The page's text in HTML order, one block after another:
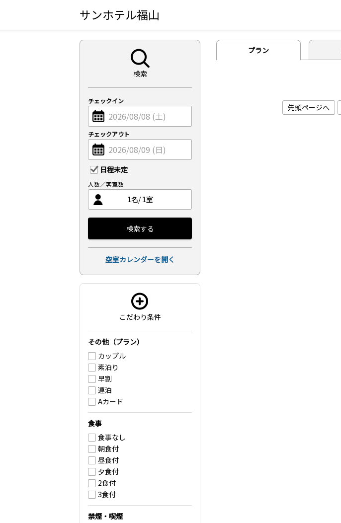
サンホテル福山
検索
チェックイン
チェックアウト
日程未定
人数／客室数
1名/1室
検索する
空室カレンダーを開く
こだわり条件
その他（プラン）
カップル
素泊り
早割
連泊
Aカード
食事
食事なし
朝食付
昼食付
夕食付
2食付
3食付
禁煙・喫煙
プラン
先頭ページへ